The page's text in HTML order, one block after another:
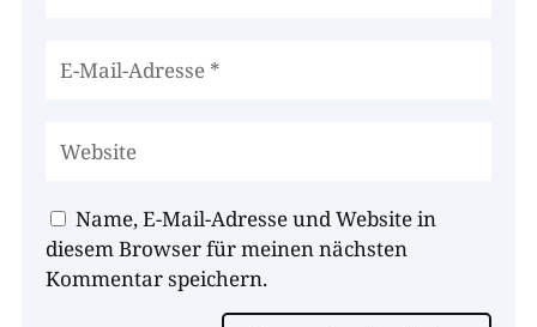
Name, E-Mail-Adresse und Website in
diesem Browser für meinen nächsten
Kommentar speichern.